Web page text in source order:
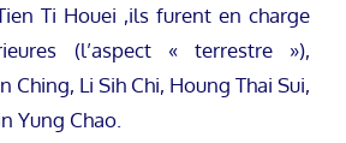
Ti Houei ,ils furent en charge
(l’aspect « terrestre »),
Ching, Li Sih Chi, Houng Thai Sui,
Yung Chao.